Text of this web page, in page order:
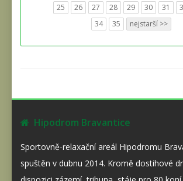
25
26 27 28 29 30 31
34
35 nejstarší >>
Hipodrom Bravantice
Sportovně-relaxační areál Hipodromu
spuštěn v dubnu 2014. Kromě dostihové